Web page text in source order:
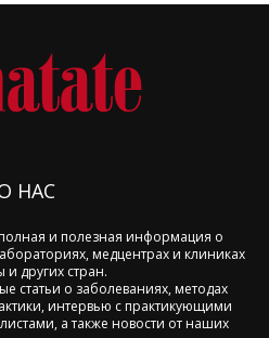
НАС
полная и полезная информация о
медцентрах и клиниках
других стран.
статьи о заболеваниях, методах
интервью с практикующими
а также новости от наших